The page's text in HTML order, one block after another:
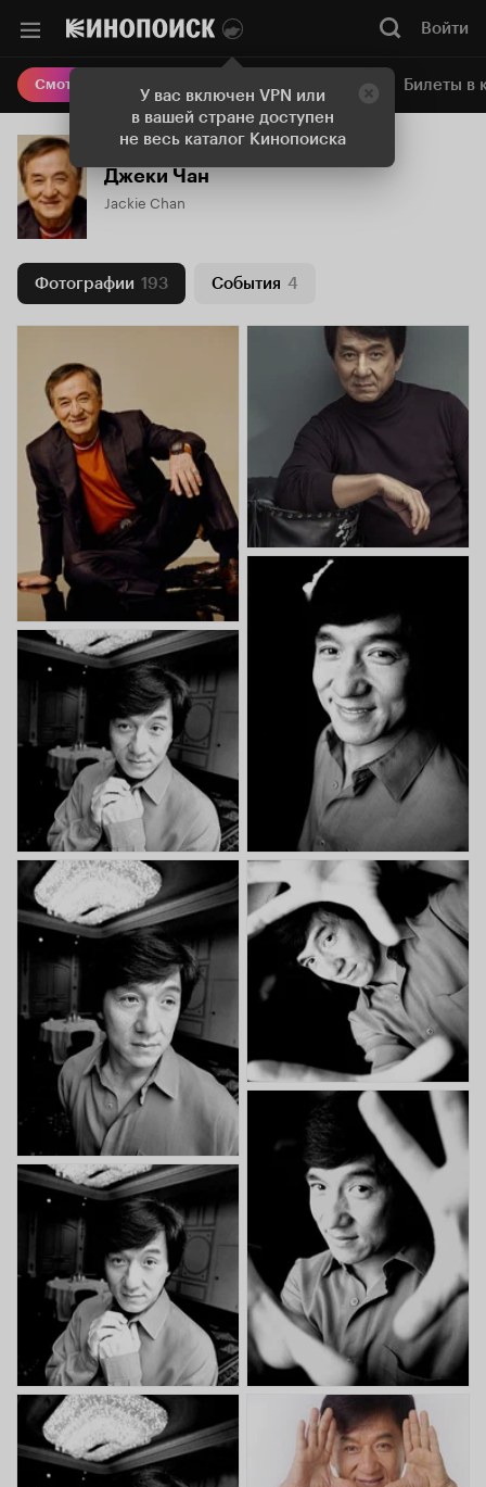
У вас включен VPN или
в вашей стране доступен
не весь каталог Кинопоиска
Войти
Смотреть кино Онлайн-кинотеатр Билеты в
Джеки Чан
Jackie Chan
Фотографии 193 События 4